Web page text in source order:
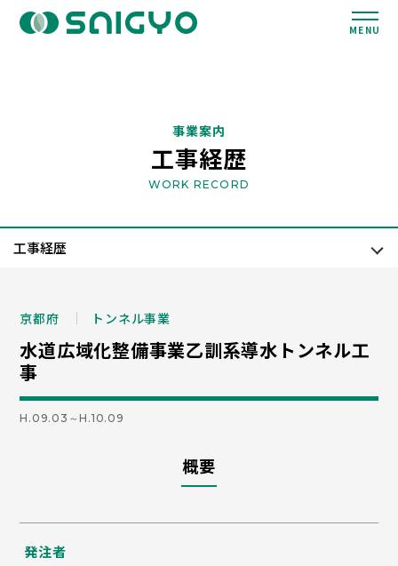
MENU
事業案内
工事経歴
WORK RECORD
京都府 トンネル事業
水道広域化整備事業乙訓系導水トンネル工
事
H.09.03～H.10.09
概要
発注者